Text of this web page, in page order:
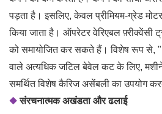
पड़ता है। इसलिए, केवल प्रीमियम-ग्रेड
किया जाता है। ऑपरेटर वेरिएबल फ़्रीक्वेंसी
को समायोजित कर सकते हैं। विशेष रूप से, "
वाले अत्यधिक जटिल बेवेल कट के लिए, मशीनें
समर्थित विशेष कैरिज असेंबली का उपयोग
◆संरचनात्मक अखंडता और ढलाई